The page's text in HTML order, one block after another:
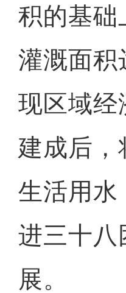
积的基础
灌溉面积
现区域经
建成后，
生活用水
进三十八
展。